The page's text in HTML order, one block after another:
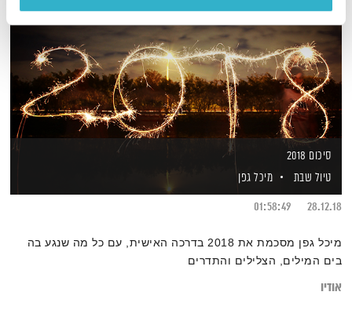
סיכום 2018
טיול שבת
מיכל גפן
28.12.18
01:58:49
מיכל גפן מסכמת את 2018 בדרכה האישית, עם כל מה שנגע בה
בים המילים, הצלילים והתדרים
אודיו